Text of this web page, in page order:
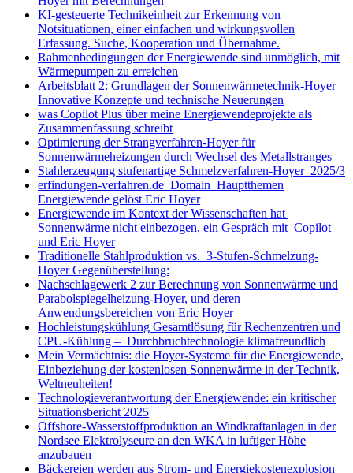
KI-gesteuerte Technikeinheit zur Erkennung von
Notsituationen, einer einfachen und wirkungsvollen
Erfassung. Suche, Kooperation und Übernahme.
Rahmenbedingungen der Energiewende sind unmöglich, mit
Wärmepumpen zu erreichen
Arbeitsblatt 2: Grundlagen der Sonnenwärmetechnik-Hoyer
Innovative Konzepte und technische Neuerungen
was Copilot Plus über meine Energiewendeprojekte als
Zusammenfassung schreibt
Optimierung der Strangverfahren-Hoyer für
Sonnenwärmeheizungen durch Wechsel des Metallstranges
Stahlerzeugung stufenartige Schmelzverfahren-Hoyer 2025/3
erfindungen-verfahren.de Domain Hauptthemen
Energiewende gelöst Eric Hoyer
Energiewende im Kontext der Wissenschaften hat
Sonnenwärme nicht einbezogen, ein Gespräch mit Copilot
und Eric Hoyer
Traditionelle Stahlproduktion vs. 3-Stufen-Schmelzung-
Hoyer Gegenüberstellung:
Nachschlagewerk 2 zur Berechnung von Sonnenwärme und
Parabolspiegelheizung-Hoyer, und deren
Anwendungsbereichen von Eric Hoyer
Hochleistungskühlung Gesamtlösung für Rechenzentren und
CPU-Kühlung – Durchbruchtechnologie klimafreundlich
Mein Vermächtnis: die Hoyer-Systeme für die Energiewende,
Einbeziehung der kostenlosen Sonnenwärme in der Technik,
Weltneuheiten!
Technologieverantwortung der Energiewende: ein kritischer
Situationsbericht 2025
Offshore-Wasserstoffproduktion an Windkraftanlagen in der
Nordsee Elektrolyseure an den WKA in luftiger Höhe
anzubauen
Bäckereien werden aus Strom- und Energiekostenexplosion